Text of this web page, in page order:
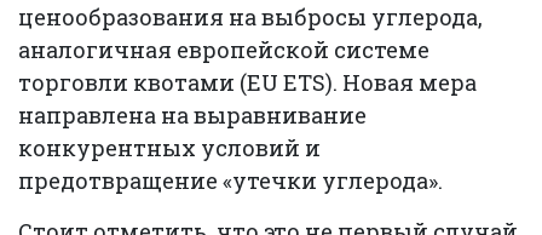
ценообразования на выбросы углерода,
аналогичная европейской системе
торговли квотами (EU ETS). Новая мера
направлена на выравнивание
конкурентных условий и
предотвращение «утечки углерода».